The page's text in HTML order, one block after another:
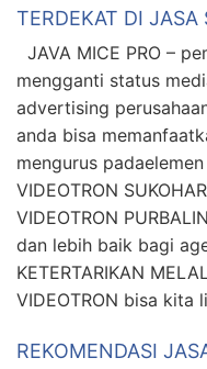
TERDEKAT DI JASA
JAVA MICE PRO –
mengganti status
advertising
anda bisa
mengurus
VIDEOTRON
VIDEOTRON
dan lebih baik bagi
KETERTARIKAN
VIDEOTRON bisa kita
REKOMENDASI